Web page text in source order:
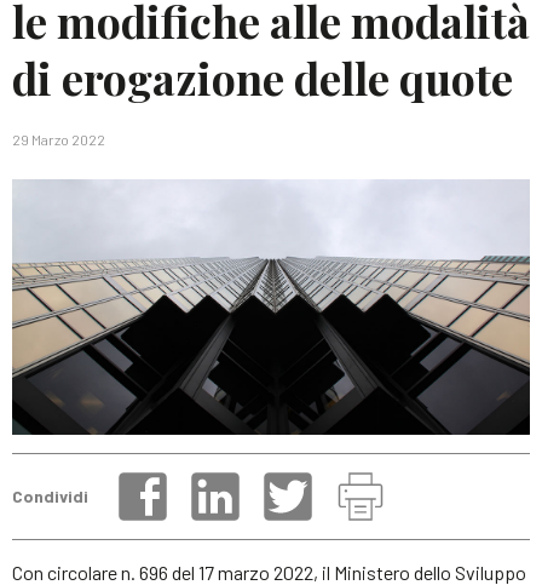
le modifiche alle modalità
di erogazione delle quote
29 Marzo 2022
Condividi
Con circolare n. 696 del 17 marzo 2022, il Ministero dello Sviluppo